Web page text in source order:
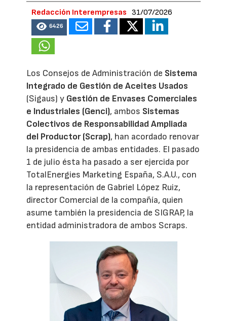
Redacción Interempresas 31/07/2026
6426
Los Consejos de Administración de Sistema
Integrado de Gestión de Aceites Usados
(Sigaus) y Gestión de Envases Comerciales
e Industriales (Genci), ambos Sistemas
Colectivos de Responsabilidad Ampliada
del Productor (Scrap), han acordado renovar
la presidencia de ambas entidades. El pasado
1 de julio ésta ha pasado a ser ejercida por
TotalEnergies Marketing España, S.A.U., con
la representación de Gabriel López Ruiz,
director Comercial de la compañía, quien
asume también la presidencia de SIGRAP, la
entidad administradora de ambos Scraps.